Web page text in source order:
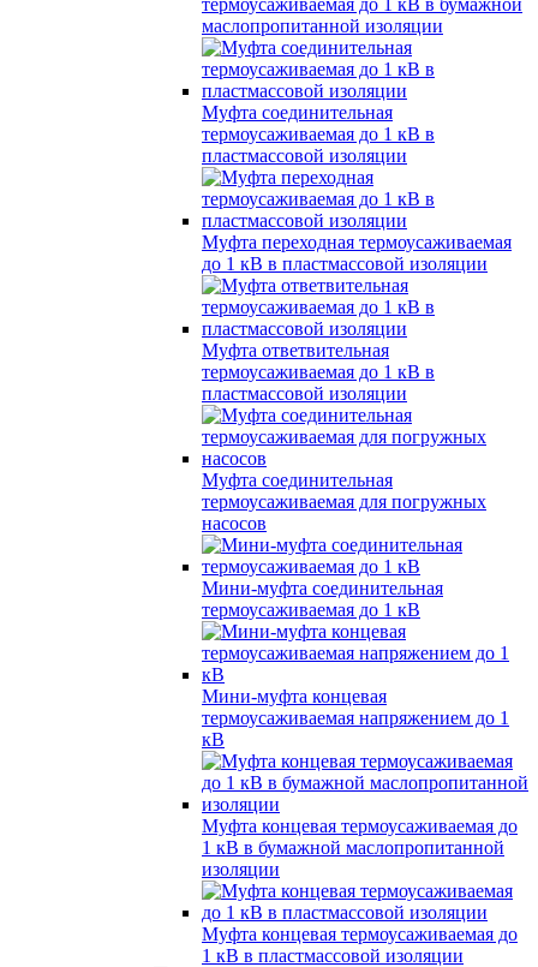
термоусаживаемая до 1 кВ в бумажной
маслопропитанной изоляции
Муфта соединительная
термоусаживаемая до 1 кВ в
пластмассовой изоляции
Муфта переходная термоусаживаемая
до 1 кВ в пластмассовой изоляции
Муфта ответвительная
термоусаживаемая до 1 кВ в
пластмассовой изоляции
Муфта соединительная
термоусаживаемая для погружных
насосов
Мини-муфта соединительная
термоусаживаемая до 1 кВ
Мини-муфта концевая
термоусаживаемая напряжением до 1
кВ
Муфта концевая термоусаживаемая до
1 кВ в бумажной маслопропитанной
изоляции
Муфта концевая термоусаживаемая до
1 кВ в пластмассовой изоляции